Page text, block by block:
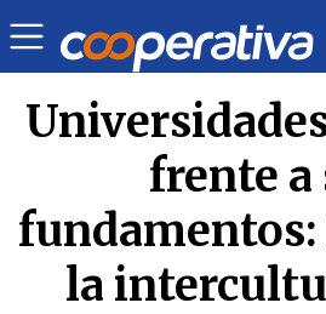
Opinión | Julio Labraña
frente a
fundamentos:
la